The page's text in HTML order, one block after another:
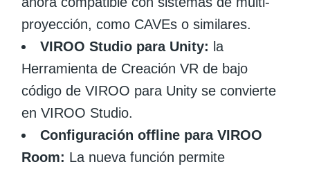
proyección, como CAVEs o similares.
VIROO Studio para Unity: la
Herramienta de Creación VR de bajo
código de VIROO para Unity se convierte
en VIROO Studio.
Configuración offline para VIROO
Room: La nueva función permite